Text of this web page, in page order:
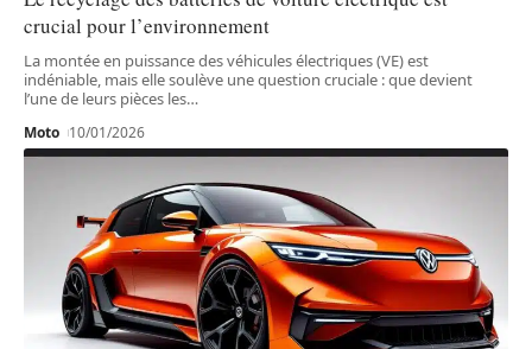
crucial pour l’environnement
La montée en puissance des véhicules électriques (VE) est
indéniable, mais elle soulève une question cruciale : que devient
l’une de leurs pièces les…
Moto 10/01/2026